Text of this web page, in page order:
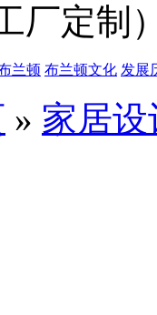
工厂定制
兰顿 布兰顿文化 发展
» 家居设